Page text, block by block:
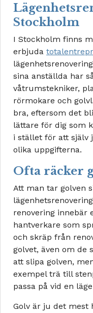
Stockholm
I Stockholm finns
erbjuda
sina anställda har
våtrumstekniker,
rörmokare och
bra, eftersom det
lättare för dig som
i stället för att själv
olika uppgifterna.
Ofta räcker
Att man tar golven
renovering innebär
hantverkare som
och skräp från
golvet, även om de
att slipa golven,
exempel trä till
passa på vid en
Golv är ju det mest